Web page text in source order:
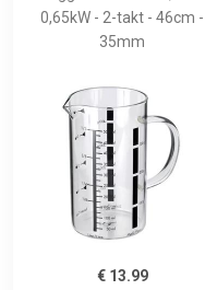
0,65kW - 2-takt - 46cm -
35mm
€ 13.99